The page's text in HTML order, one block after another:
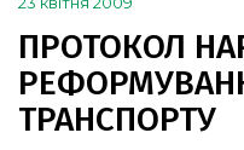
ПРОТОКОЛ
ТРАНСПОРТУ